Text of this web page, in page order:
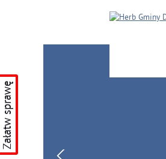
Załatw sprawę